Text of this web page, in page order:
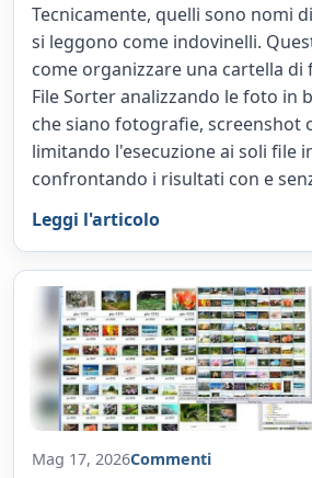
Tecnicamente, quelli sono nomi
si leggono come indovinelli.
come organizzare una cartella di
File Sorter analizzando le foto in
che siano fotografie, screenshot
limitando l'esecuzione ai soli file
confrontando i risultati con e
Leggi l'articolo
Mag 17, 2026Commenti